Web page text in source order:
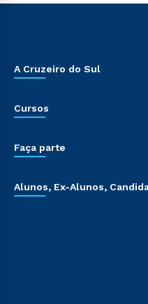
A Cruzeiro do Sul
Cursos
Faça parte
Alunos, Ex-Alunos,